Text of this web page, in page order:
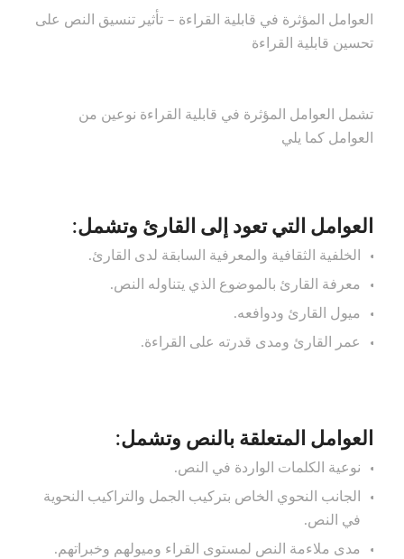
العوامل المؤثرة في قابلية القراءة – تأثير تنسيق النص على
تحسين قابلية القراءة
تشمل العوامل المؤثرة في قابلية القراءة نوعين من
العوامل كما يلي
العوامل التي تعود إلى القارئ وتشمل:
الخلفية الثقافية والمعرفية السابقة لدى القارئ.
معرفة القارئ بالموضوع الذي يتناوله النص.
ميول القارئ ودوافعه.
عمر القارئ ومدى قدرته على القراءة.
العوامل المتعلقة بالنص وتشمل:
نوعية الكلمات الواردة في النص.
الجانب النحوي الخاص بتركيب الجمل والتراكيب النحوية
في النص.
مدى ملاءمة النص لمستوى القراء وميولهم وخبراتهم.